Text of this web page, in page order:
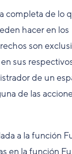
completa de lo
hacer en los
son
sus
de un
de las
a la función
en la función